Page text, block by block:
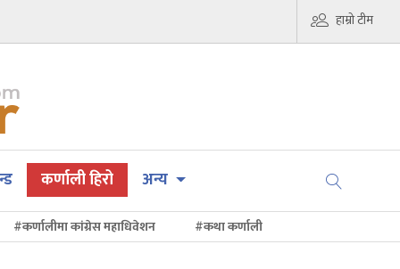
हाम्रो टीम
कर्णाली हिरो अन्य
#कर्णालीमा कांग्रेस महाधिवेशन #कथा कर्णाली